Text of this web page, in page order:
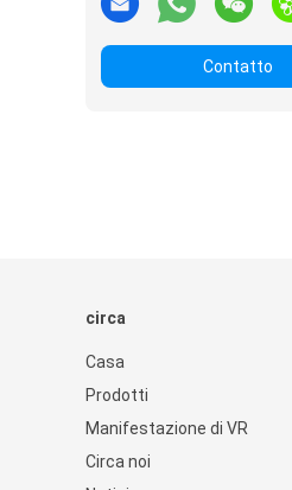
Contatto
circa
Casa
Prodotti
Manifestazione di VR
Circa noi